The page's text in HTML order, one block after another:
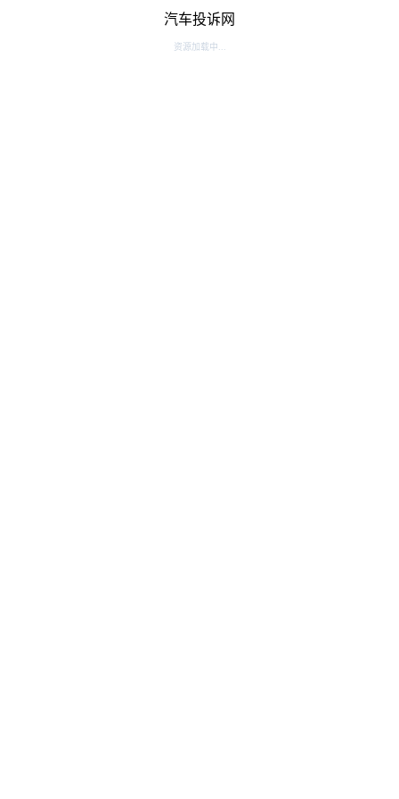
汽车投诉网
资源加载中...